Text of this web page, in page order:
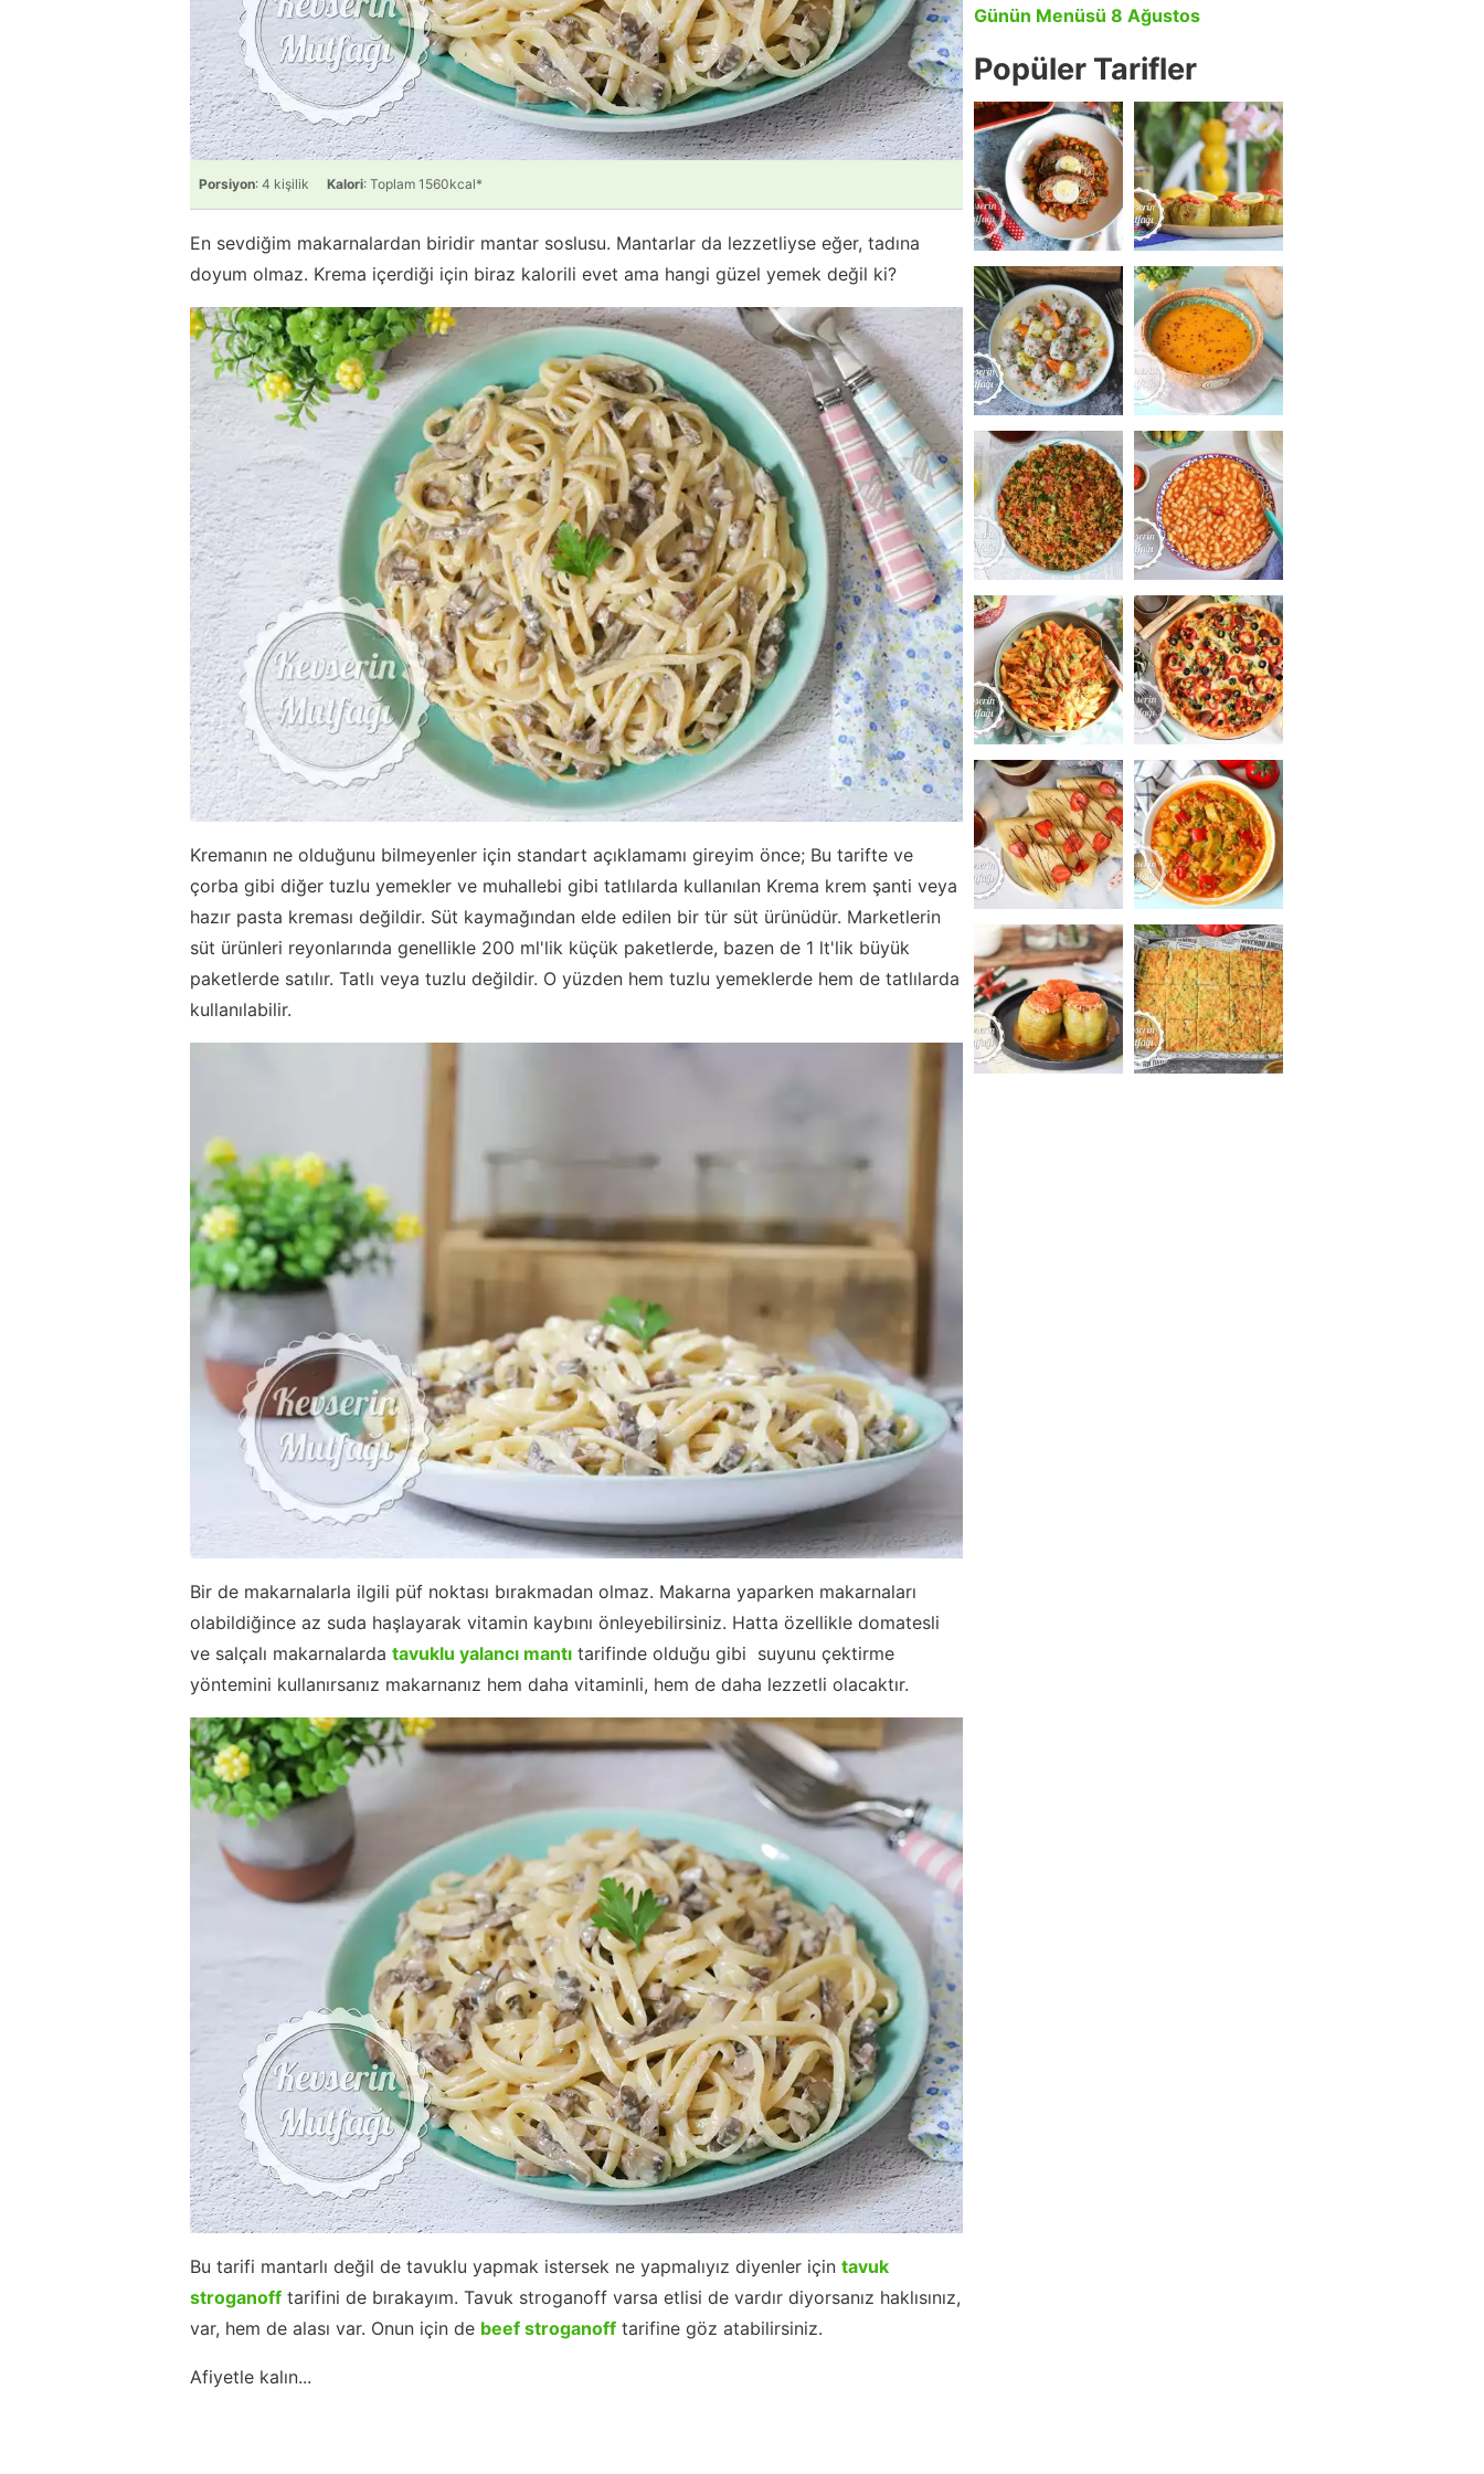
Porsiyon: 4 kişilik Kalori: Toplam 1560kcal*
En sevdiğim makarnalardan biridir mantar soslusu. Mantarlar da lezzetliyse eğer, tadına
doyum olmaz. Krema içerdiği için biraz kalorili evet ama hangi güzel yemek değil ki?
Kremanın ne olduğunu bilmeyenler için standart açıklamamı gireyim önce; Bu tarifte ve
çorba gibi diğer tuzlu yemekler ve muhallebi gibi tatlılarda kullanılan Krema krem şanti veya
hazır pasta kreması değildir. Süt kaymağından elde edilen bir tür süt ürünüdür. Marketlerin
süt ürünleri reyonlarında genellikle 200 ml'lik küçük paketlerde, bazen de 1 lt'lik büyük
paketlerde satılır. Tatlı veya tuzlu değildir. O yüzden hem tuzlu yemeklerde hem de tatlılarda
kullanılabilir.
Bir de makarnalarla ilgili püf noktası bırakmadan olmaz. Makarna yaparken makarnaları
olabildiğince az suda haşlayarak vitamin kaybını önleyebilirsiniz. Hatta özellikle domatesli
ve salçalı makarnalarda tavuklu yalancı mantı tarifinde olduğu gibi suyunu çektirme
yöntemini kullanırsanız makarnanız hem daha vitaminli, hem de daha lezzetli olacaktır.
Bu tarifi mantarlı değil de tavuklu yapmak istersek ne yapmalıyız diyenler için tavuk
stroganoff tarifini de bırakayım. Tavuk stroganoff varsa etlisi de vardır diyorsanız haklısınız,
var, hem de alası var. Onun için de beef stroganoff tarifine göz atabilirsiniz.
Afiyetle kalın...
Günün Menüsü 8 Ağustos
Popüler Tarifler